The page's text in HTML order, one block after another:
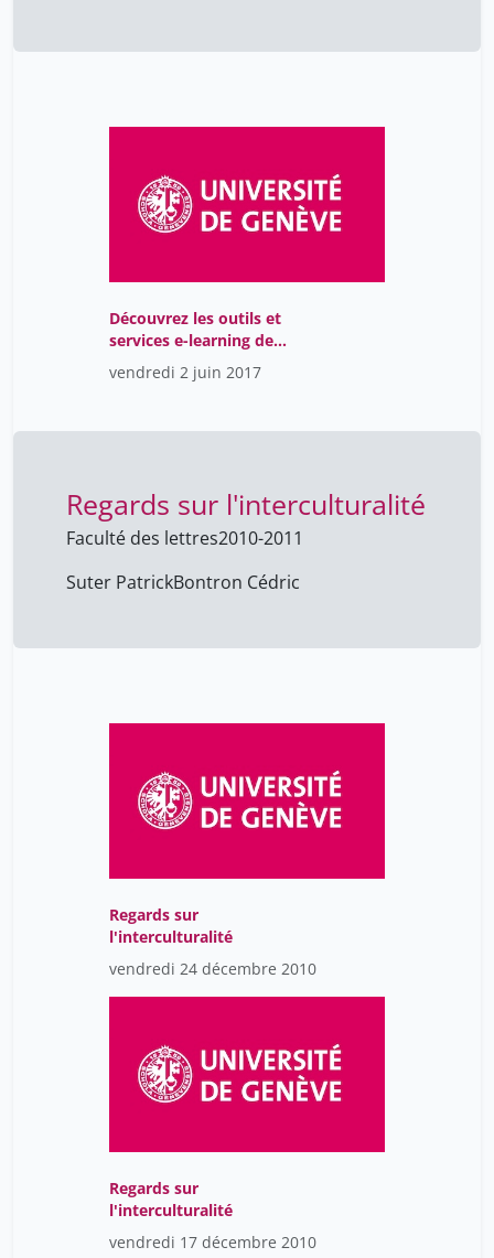
Découvrez les outils et
services e-learning de
l'Unige
vendredi 2 juin 2017
Regards sur l'interculturalité
Faculté des lettres2010-2011
Suter PatrickBontron Cédric
Regards sur
l'interculturalité
vendredi 24 décembre 2010
Regards sur
l'interculturalité
vendredi 17 décembre 2010